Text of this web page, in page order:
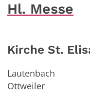
Hl. Messe
Kirche St.
Lautenbach
Ottweiler